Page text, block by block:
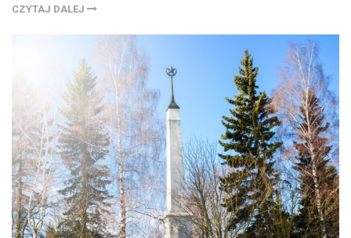
CZYTAJ DALEJ